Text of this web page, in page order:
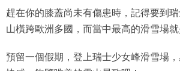
趕在你的膝蓋尚未有傷患時，記得要到
山橫跨歐洲多國，而當中最高的滑雪場就
預留一個假期，登上瑞士少女峰滑雪場